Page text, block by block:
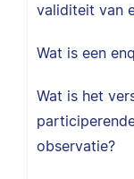
validiteit van
Wat is een
Wat is het
observatie?